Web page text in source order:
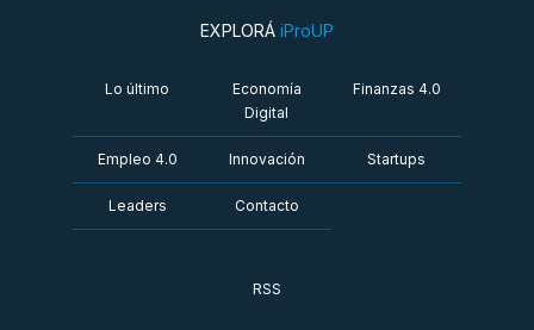
EXPLORÁ iProUP
Lo último
Economía
Digital
Finanzas 4.0
Empleo 4.0 Innovación Startups
Leaders Contacto
RSS